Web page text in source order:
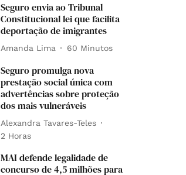
Seguro envia ao Tribunal
Constitucional lei que facilita
deportação de imigrantes
Amanda Lima 60 Minutos
Seguro promulga nova
prestação social única com
advertências sobre proteção
dos mais vulneráveis
Alexandra Tavares-Teles
2 Horas
MAI defende legalidade de
concurso de 4,5 milhões para